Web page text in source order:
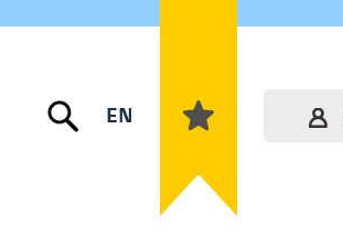
EN